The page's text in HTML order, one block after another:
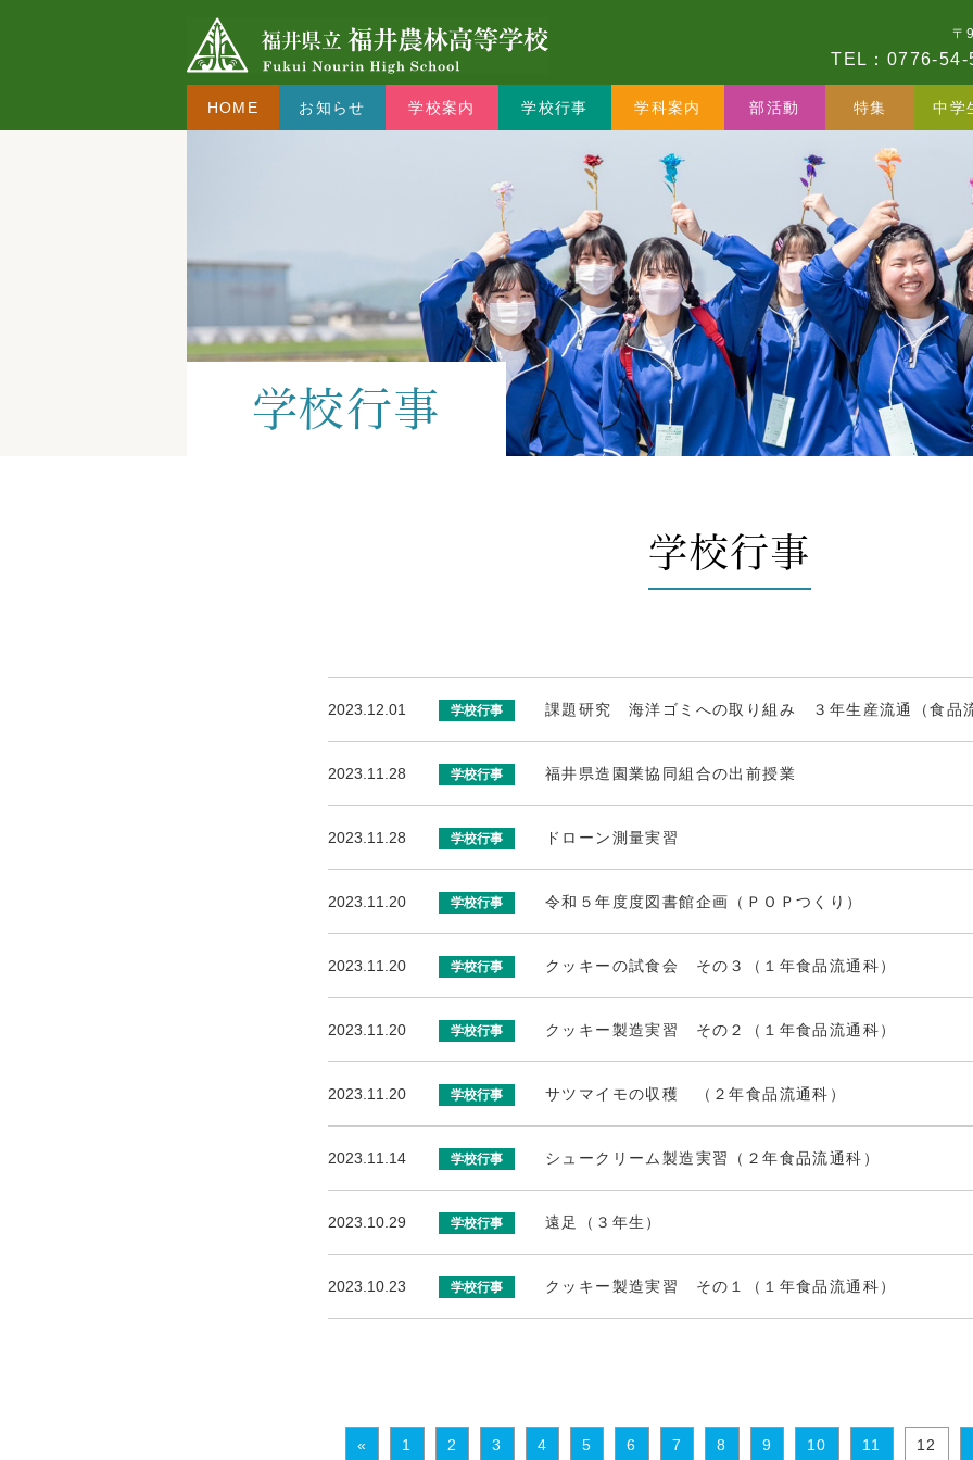
〒
TEL：0776-54-
HOME お知らせ 学校案内 学校行事 学科案内 部活動 特集 中学
学校行事
学校行事
2023.12.01 学校行事 課題研究 海洋ゴミへの取り組み ３年生産流通（食品
2023.11.28 学校行事 福井県造園業協同組合の出前授業
2023.11.28 学校行事 ドローン測量実習
2023.11.20 学校行事 令和５年度度図書館企画（ＰＯＰつくり）
2023.11.20 学校行事 クッキーの試食会 その３（１年食品流通科）
2023.11.20 学校行事 クッキー製造実習 その２（１年食品流通科）
2023.11.20 学校行事 サツマイモの収穫 （２年食品流通科）
2023.11.14 学校行事 シュークリーム製造実習（２年食品流通科）
2023.10.29 学校行事 遠足（３年生）
2023.10.23 学校行事 クッキー製造実習 その１（１年食品流通科）
« 1 2 3 4 5 6 7 8 9 10 11 12